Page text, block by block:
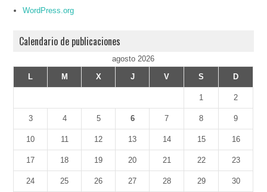
WordPress.org
Calendario de publicaciones
agosto 2026
L
M X J V S D
1 2
3 4 5 6 7 8 9
10 11 12 13 14 15 16
17 18 19 20 21 22 23
24 25 26 27 28 29 30